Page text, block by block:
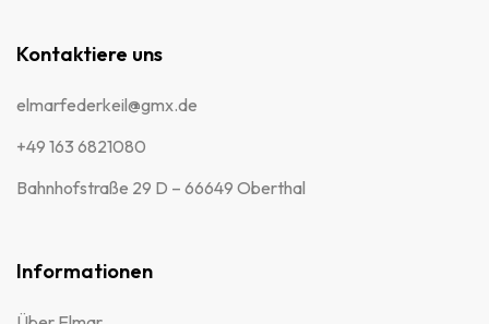
Kontaktiere uns
elmarfederkeil@gmx.de
+49 163 6821080
Bahnhofstraße 29 D – 66649 Oberthal
Informationen